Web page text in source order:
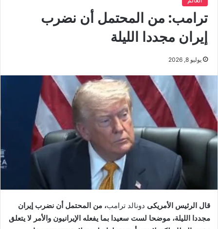
ترامب: من المحتمل أن نضرب
إيران مجددا الليلة
يوليو 8, 2026
قال الرئيس الأمريكى دونالد ترامب، من المحتمل أن نضرب إيران
مجددا الليلة، موضحا لست سعيدا بما يفعله الإيرانيون والأمر لا يتعلق